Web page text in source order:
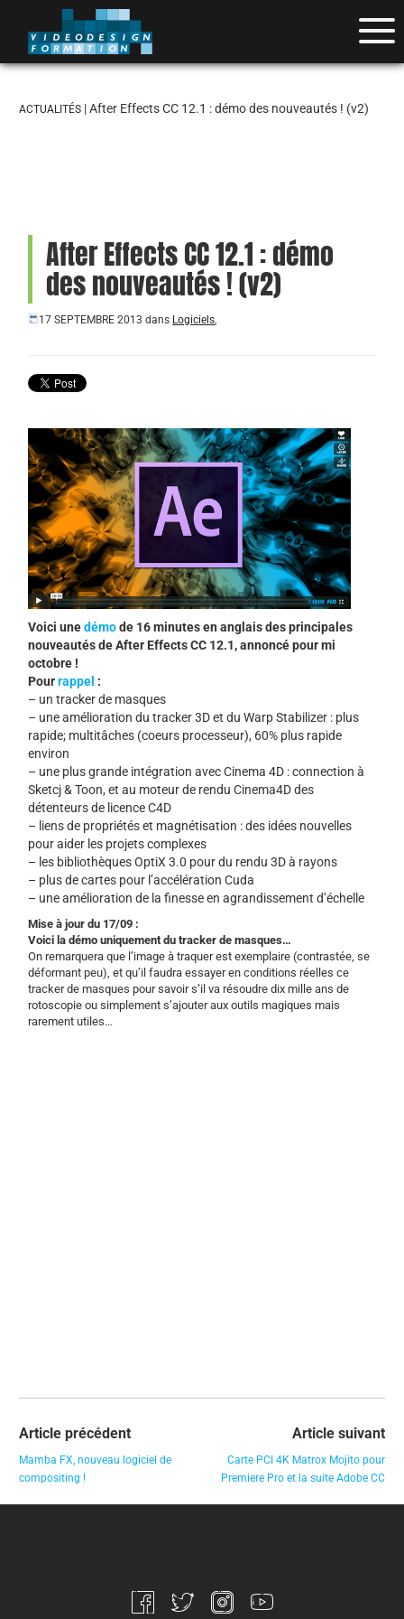
ACTUALITÉS | After Effects CC 12.1 : démo des nouveautés ! (v2)
After Effects CC 12.1 : démo
des nouveautés ! (v2)
17 SEPTEMBRE 2013 dans Logiciels,
Voici unedémode 16 minutes en anglais des principales
nouveautés de After Effects CC 12.1, annoncé pour mi
octobre !
Pourrappel :
– un tracker de masques
– une amélioration du tracker 3D et du Warp Stabilizer : plus
rapide; multitâches (coeurs processeur), 60% plus rapide
environ
– une plus grande intégration avec Cinema 4D : connection à
Sketcj & Toon, et au moteur de rendu Cinema4D des
détenteurs de licence C4D
– liens de propriétés et magnétisation : des idées nouvelles
pour aider les projets complexes
– les bibliothèques OptiX 3.0 pour du rendu 3D à rayons
– plus de cartes pour l’accélération Cuda
– une amélioration de la finesse en agrandissement d’échelle
Mise à jour du 17/09 :
Voici la démo uniquement du tracker de masques…
On remarquera que l’image à traquer est exemplaire (contrastée, se
déformant peu), et qu’il faudra essayer en conditions réelles ce
tracker de masques pour savoir s’il va résoudre dix mille ans de
rotoscopie ou simplement s’ajouter aux outils magiques mais
rarement utiles…
Article précédent
Mamba FX, nouveau logiciel de
compositing !
Article suivant
Carte PCI 4K Matrox Mojito pour
Premiere Pro et la suite Adobe CC